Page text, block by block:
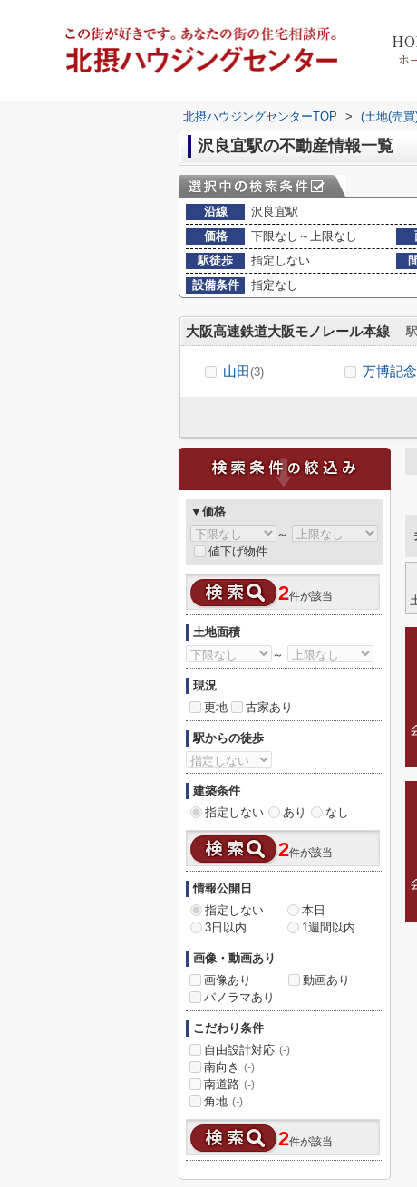
ホ
北摂ハウジングセンターTOP > (土地(売
沢良宜駅の不動産情報一覧
沿線
沢良宜駅
価格
下限なし～上限なし
駅徒歩
指定しない
設備条件
指定なし
大阪高速鉄道大阪モノレール本線 駅
山田(3) 万博記
▼価格
～
値下げ物件
2件が該当
土地面積
～
現況
更地
古家あり
駅からの徒歩
建築条件
指定しない
あり なし
2件が該当
情報公開日
指定しない
本日
3日以内
1週間以内
画像・動画あり
画像あり
動画あり
パノラマあり
こだわり条件
自由設計対応 (-)
南向き (-)
南道路 (-)
角地 (-)
2件が該当